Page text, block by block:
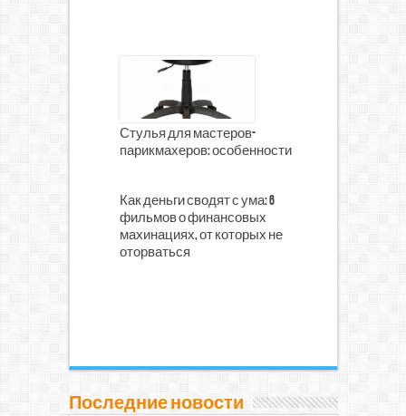
Стулья для мастеров-
парикмахеров: особенности
Как деньги сводят с ума: 6
фильмов о финансовых
махинациях, от которых не
оторваться
Последние новости